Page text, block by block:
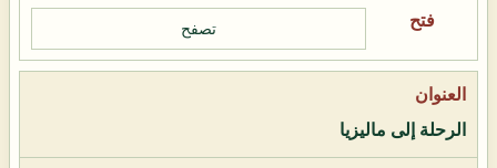
تصفح
الرحلة إلى ماليزيا